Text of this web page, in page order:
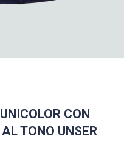
CON
TONO UNSER